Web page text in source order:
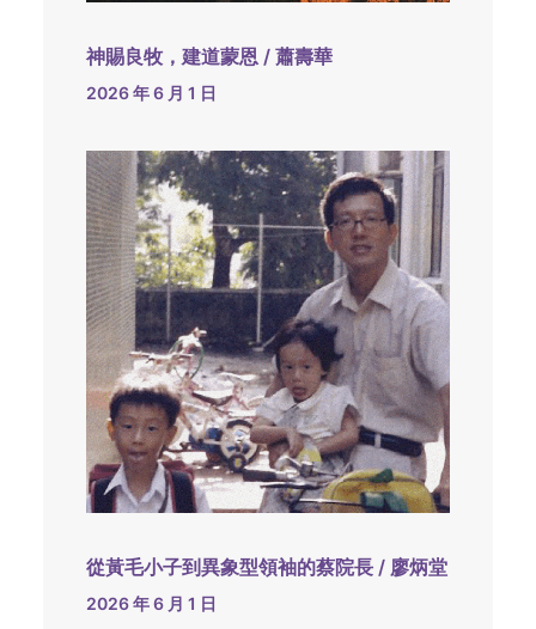
神賜良牧，建道蒙恩 / 蕭壽華
2026 年 6 月 1 日
從黃毛小子到異象型領袖的蔡院長 / 廖炳堂
2026 年 6 月 1 日